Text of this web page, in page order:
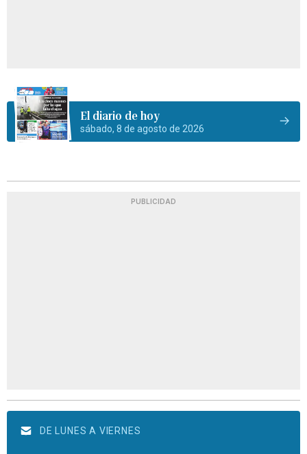
El diario de hoy
sábado, 8 de agosto de 2026
PUBLICIDAD
DE LUNES A VIERNES